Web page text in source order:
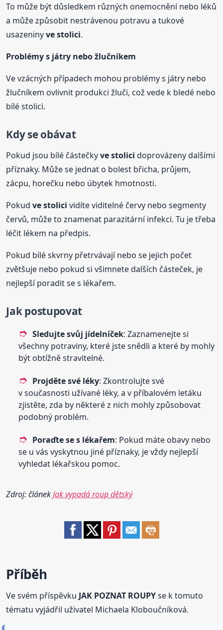
To může být důsledkem různých onemocnění nebo léků
a může způsobit nestrávenou potravu a tukové
usazeninyve stolici.
Problémy s játry nebo žlučníkem
Ve vzácných případech mohou problémy s játry nebo
žlučníkem ovlivnit produkci žluči, což vede k bledé nebo
bílé stolici.
Kdy se obávat
Pokud jsou bílé částečkyve stolici doprovázeny dalšími
příznaky. Může se jednat o bolest břicha, průjem,
zácpu, horečku nebo úbytek hmotnosti.
Pokudve stolici vidíte viditelné červy nebo segmenty
červů, může to znamenat parazitární infekci. Tu je třeba
léčit lékem na předpis.
Pokud bílé skvrny přetrvávají nebo se jejich počet
zvětšuje nebo pokud si všimnete dalších částeček, je
nejlepší poradit se s lékařem.
Jak postupovat
Sledujte svůj jídelníček: Zaznamenejte si
všechny potraviny, které jste snědli a které by mohly
být obtížně stravitelné.
Projděte své léky: Zkontrolujte své
v současnosti užívané léky, a v příbalovém letáku
zjistěte, zda by některé z nich mohly způsobovat
podobný problém.
Poraďte se s lékařem: Pokud máte obavy nebo
se u vás vyskytnou jiné příznaky, je vždy nejlepší
vyhledat lékařskou pomoc.
Zdroj: článekJak vypadá roup dětský
Příběh
Ve svém příspěvku JAK POZNAT ROUPYse k tomuto
tématu vyjádřil uživatel Michaela Kloboučníková.